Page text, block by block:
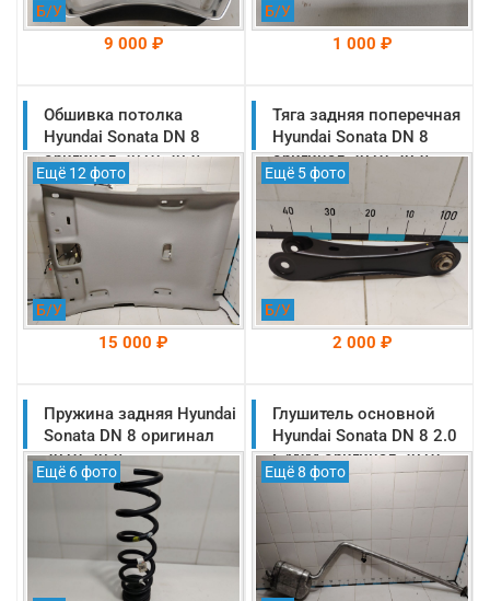
Б/У
9 000 ₽
На складе: Раменское
-->
Б/У
1 000 ₽
На складе: Раменское
-->
Обшивка потолка
Hyundai Sonata DN 8
оригинал 2019-2025
(85310L1030MMH)
Ещё 12 фото
Б/У
15 000 ₽
На складе: Раменское
-->
Тяга задняя поперечная
Hyundai Sonata DN 8
оригинал 2019-2025
(55250L1100)
Ещё 5 фото
Б/У
2 000 ₽
На складе: Раменское
-->
Пружина задняя Hyundai
Sonata DN 8 оригинал
2019-2025
(55340L1100)
Ещё 6 фото
Глушитель основной
Hyundai Sonata DN 8 2.0
G4NM оригинал 2019-
2025 (28710L1100)
Ещё 8 фото